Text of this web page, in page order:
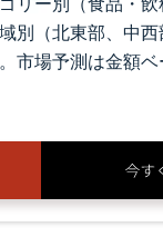
別（北東部、中
市場予測は金額